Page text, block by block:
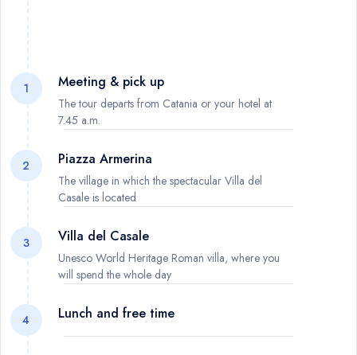
1 Meeting & pick up
The tour departs from Catania or your hotel at
7.45 a.m.
2 Piazza Armerina
The village in which the spectacular Villa del
Casale is located
3 Villa del Casale
Unesco World Heritage Roman villa, where you
will spend the whole day
4 Lunch and free time